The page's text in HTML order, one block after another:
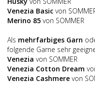
Venezia Basic von
Merino 85 von SOMMER
Als mehrfarbiges Garn
folgende Garne sehr
Venezia von SOMMER
Venezia Cotton Dream
Venezia Cashmere von